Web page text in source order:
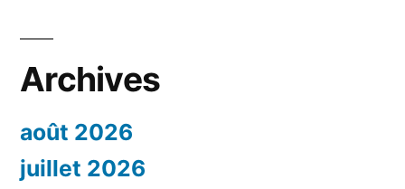
Archives
août 2026
juillet 2026